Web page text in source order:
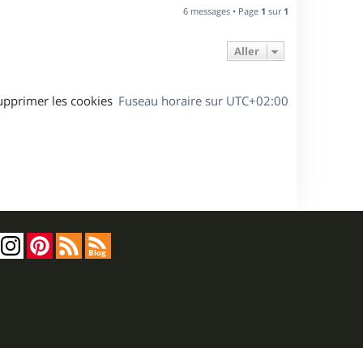
t
6 messages • Page 1 sur 1
Aller
Fuseau horaire sur UTC+02:00
les cookies